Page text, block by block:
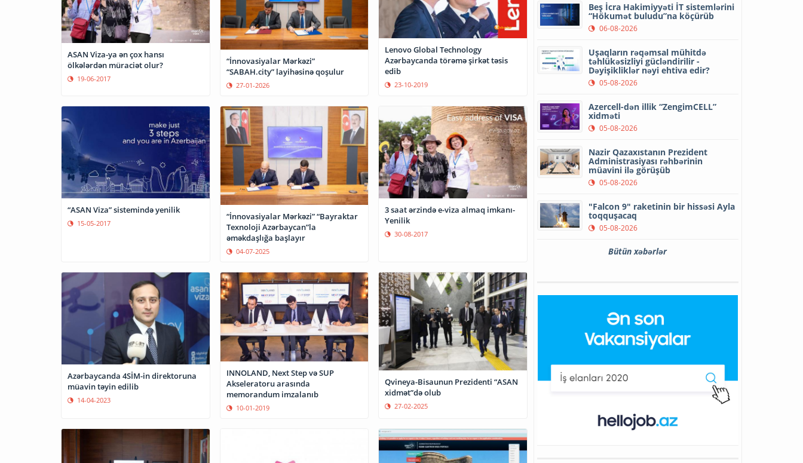
ASAN Viza-ya ən çox hansı
ölkələrdən müraciət olur?
19-06-2017
“İnnovasiyalar Mərkəzi”
“SABAH.city” layihəsinə qoşulur
27-01-2026
Lenovo Global Technology
Azərbaycanda törəmə şirkət təsis
edib
23-10-2019
“ASAN Viza” sistemində yenilik
15-05-2017
“İnnovasiyalar Mərkəzi” “Bayraktar
Texnoloji Azərbaycan”la
əməkdaşlığa başlayır
04-07-2025
3 saat ərzində e-viza almaq imkanı-
Yenilik
30-08-2017
Azərbaycanda 4SİM-in direktoruna
müavin təyin edilib
14-04-2023
INNOLAND, Next Step və SUP
Akseleratoru arasında
memorandum imzalanıb
10-01-2019
Qvineya-Bisaunun Prezidenti “ASAN
xidmət”də olub
27-02-2025
Beş İcra Hakimiyyəti İT sistemlərini
“Hökumət buludu”na köçürüb
06-08-2026
Uşaqların rəqəmsal mühitdə
təhlükəsizliyi gücləndirilir -
Dəyişikliklər nəyi ehtiva edir?
05-08-2026
Azercell-dən illik “ZengimCELL”
xidməti
05-08-2026
Nazir Qazaxıstanın Prezident
Administrasiyası rəhbərinin
müavini ilə görüşüb
05-08-2026
"Falcon 9" raketinin bir hissəsi Ayla
toqquşacaq
05-08-2026
Bütün xəbərlər